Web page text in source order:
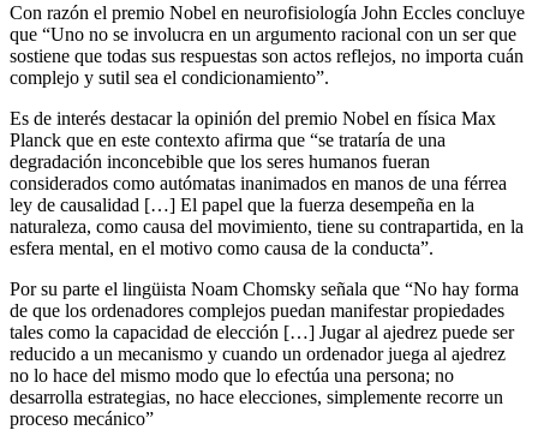
Con razón el premio Nobel en neurofisiología John Eccles concluye
que “Uno no se involucra en un argumento racional con un ser que
sostiene que todas sus respuestas son actos reflejos, no importa cuán
complejo y sutil sea el condicionamiento”.
Es de interés destacar la opinión del premio Nobel en física Max
Planck que en este contexto afirma que “se trataría de una
degradación inconcebible que los seres humanos fueran
considerados como autómatas inanimados en manos de una férrea
ley de causalidad […] El papel que la fuerza desempeña en la
naturaleza, como causa del movimiento, tiene su contrapartida, en la
esfera mental, en el motivo como causa de la conducta”.
Por su parte el lingüista Noam Chomsky señala que “No hay forma
de que los ordenadores complejos puedan manifestar propiedades
tales como la capacidad de elección […] Jugar al ajedrez puede ser
reducido a un mecanismo y cuando un ordenador juega al ajedrez
no lo hace del mismo modo que lo efectúa una persona; no
desarrolla estrategias, no hace elecciones, simplemente recorre un
proceso mecánico”